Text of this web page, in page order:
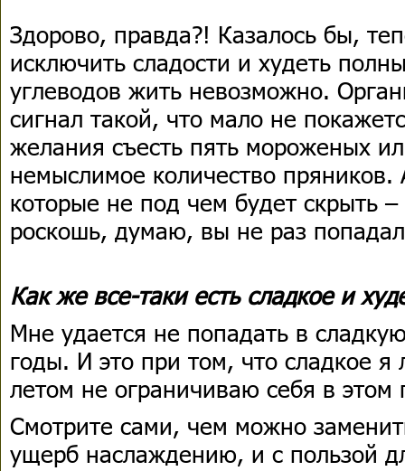
Здорово, правда?! Казалось бы,
исключить сладости и худеть
углеводов жить невозможно.
сигнал такой, что мало не
желания съесть пять мороженых
немыслимое количество пряников.
которые не под чем будет скрыть –
роскошь, думаю, вы не раз
Как же все-таки есть сладкое и
Мне удается не попадать в
годы. И это при том, что сладкое
летом не ограничиваю себя в этом
Смотрите сами, чем можно
ущерб наслаждению, и с пользой